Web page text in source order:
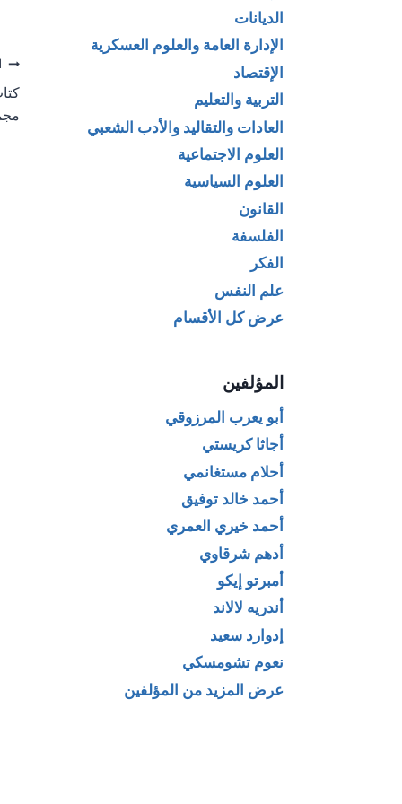
كتاب اعترافات
الديانات
الإدارة العامة والعلوم العسكرية
الإقتصاد
التربية والتعليم
العادات والتقاليد والأدب الشعبي
العلوم الاجتماعية
العلوم السياسية
القانون
الفلسفة
الفكر
علم النفس
عرض كل الأقسام
المؤلفين
أبو يعرب المرزوقي
أجاثا كريستي
أحلام مستغانمي
أحمد خالد توفيق
أحمد خيري العمري
أدهم شرقاوي
أمبرتو إيكو
أندريه لالاند
إدوارد سعيد
نعوم تشومسكي
عرض المزيد من المؤلفين